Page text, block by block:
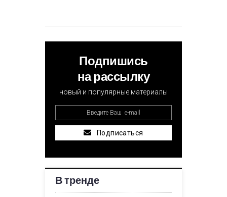
Подпишись
на рассылку
новый и популярные материалы
Подписаться
В тренде